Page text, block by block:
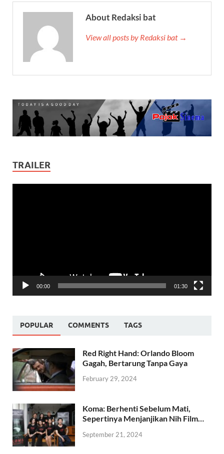
About Redaksi bat
View all posts by Redaksi bat →
TRAILER
00:00 01:30
POPULAR COMMENTS TAGS
Red Right Hand: Orlando Bloom
Gagah, Bertarung Tanpa Gaya
February 29, 2024
Koma: Berhenti Sebelum Mati,
Sepertinya Menjanjikan Nih Film…
September 21, 2024